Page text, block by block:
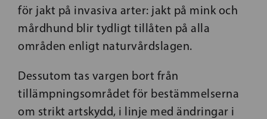
för jakt på invasiva arter: jakt på mink och
mårdhund blir tydligt tillåten på alla
områden enligt naturvårdslagen.
Dessutom tas vargen bort från
tillämpningsområdet för bestämmelserna
om strikt artskydd, i linje med ändringar i